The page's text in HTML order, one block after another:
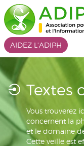
AIDEZ L'ADIPH
Textes
Vous trouverez
concernent la
et le domaine
Cette veille est